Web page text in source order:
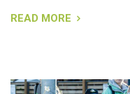
READ MORE